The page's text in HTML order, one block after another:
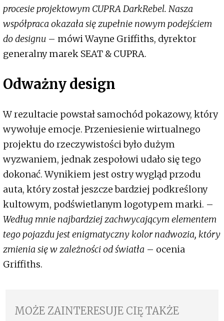
procesie projektowym CUPRA DarkRebel. Nasza
współpraca okazała się zupełnie nowym podejściem
do designu – mówi Wayne Griffiths, dyrektor
generalny marek SEAT & CUPRA.
Odważny design
W rezultacie powstał samochód pokazowy, który
wywołuje emocje. Przeniesienie wirtualnego
projektu do rzeczywistości było dużym
wyzwaniem, jednak zespołowi udało się tego
dokonać. Wynikiem jest ostry wygląd przodu
auta, który został jeszcze bardziej podkreślony
kultowym, podświetlanym logotypem marki. –
Według mnie najbardziej zachwycającym elementem
tego pojazdu jest enigmatyczny kolor nadwozia, który
zmienia się w zależności od światła – ocenia
Griffiths.
MOŻE ZAINTERESUJE CIĘ TAKŻE